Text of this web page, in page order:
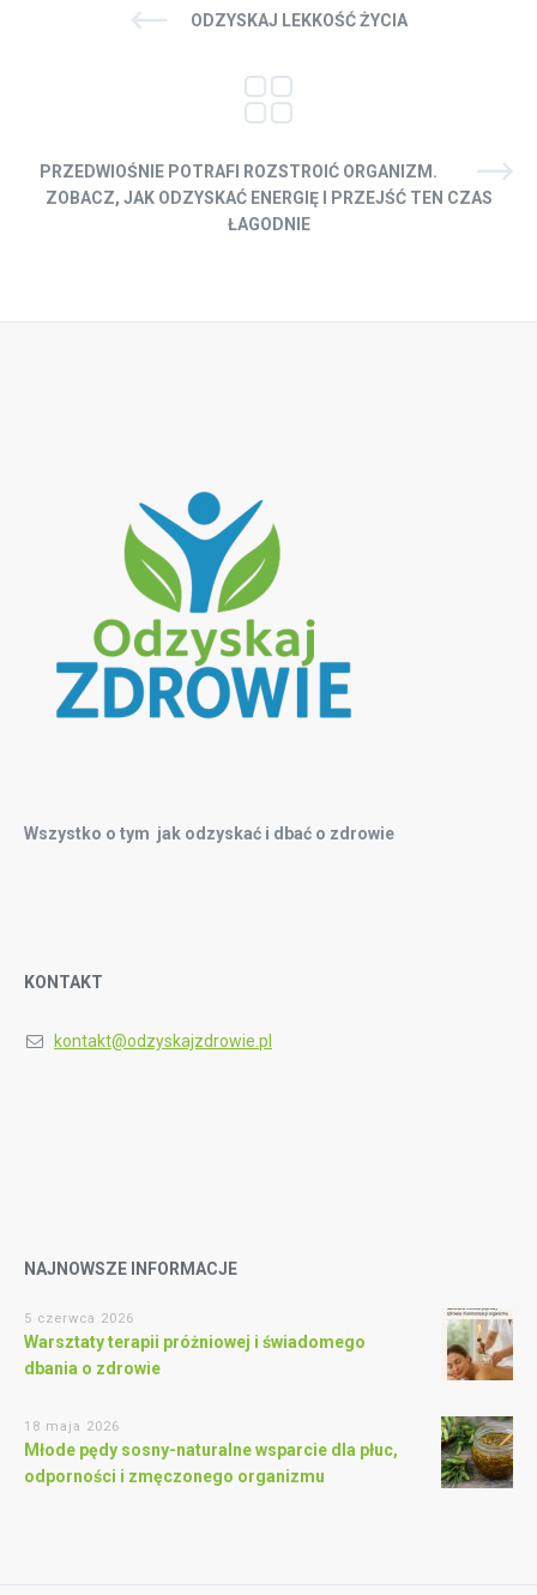
ODZYSKAJ LEKKOŚĆ ŻYCIA
PRZEDWIOŚNIE POTRAFI ROZSTROIĆ ORGANIZM.
ZOBACZ, JAK ODZYSKAĆ ENERGIĘ I PRZEJŚĆ TEN CZAS
ŁAGODNIE
Wszystko o tym jak odzyskać i dbać o zdrowie
KONTAKT
kontakt@odzyskajzdrowie.pl
NAJNOWSZE INFORMACJE
5 czerwca 2026
Warsztaty terapii próżniowej i świadomego
dbania o zdrowie
18 maja 2026
Młode pędy sosny-naturalne wsparcie dla płuc,
odporności i zmęczonego organizmu